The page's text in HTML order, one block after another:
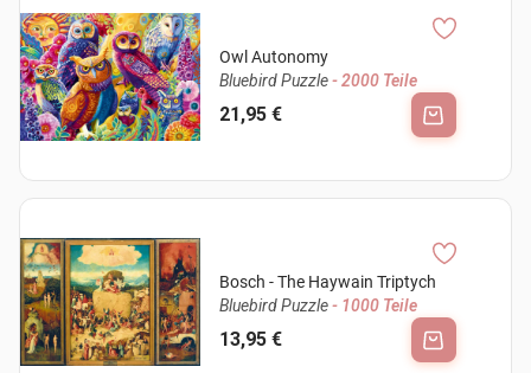
Owl Autonomy
Bluebird Puzzle- 2000 Teile
21,95 €
Bosch - The Haywain Triptych
Bluebird Puzzle- 1000 Teile
13,95 €